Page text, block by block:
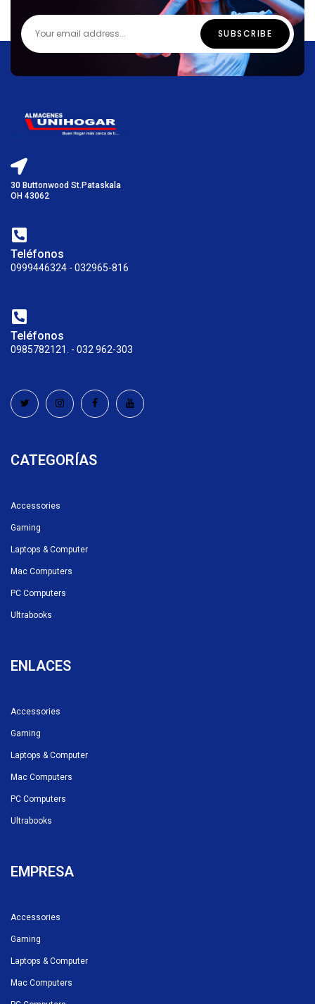
30 Buttonwood St.Pataskala
OH 43062
Teléfonos
0999446324 - 032965-816
Teléfonos
0985782121. - 032 962-303
CATEGORÍAS
Accessories
Gaming
Laptops & Computer
Mac Computers
PC Computers
Ultrabooks
ENLACES
Accessories
Gaming
Laptops & Computer
Mac Computers
PC Computers
Ultrabooks
EMPRESA
Accessories
Gaming
Laptops & Computer
Mac Computers